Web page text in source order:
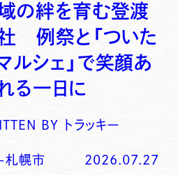
の絆を育む登渡
例祭と「ついた
ルシェ」で笑顔あ
る一日に
BY トラッキー
-札幌市 2026.07.27